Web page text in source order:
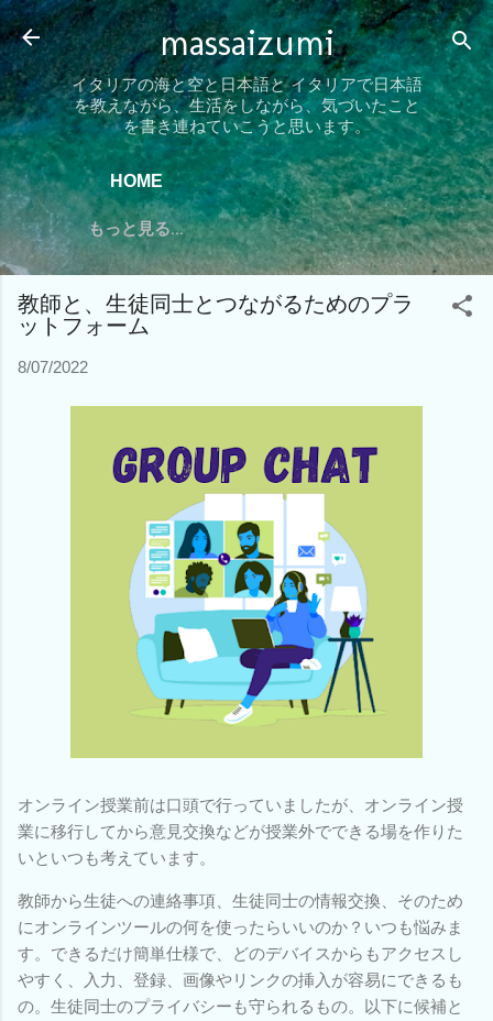
スキップしてメイン コンテンツに移動
massaizumi
イタリアの海と空と日本語と イタリアで日本語
を教えながら、生活をしながら、気づいたこと
を書き連ねていこうと思います。
HOME
もっと見る…
教師と、生徒同士とつながるためのプラ
ットフォーム
8/07/2022
オンライン授業前は口頭で行っていましたが、オンライン授
業に移行してから意見交換などが授業外でできる場を作りた
いといつも考えています。
教師から生徒への連絡事項、生徒同士の情報交換、そのため
にオンラインツールの何を使ったらいいのか？いつも悩みま
す。できるだけ簡単仕様で、どのデバイスからもアクセスし
やすく、入力、登録、画像やリンクの挿入が容易にできるも
の。生徒同士のプライバシーも守られるもの。以下に候補と